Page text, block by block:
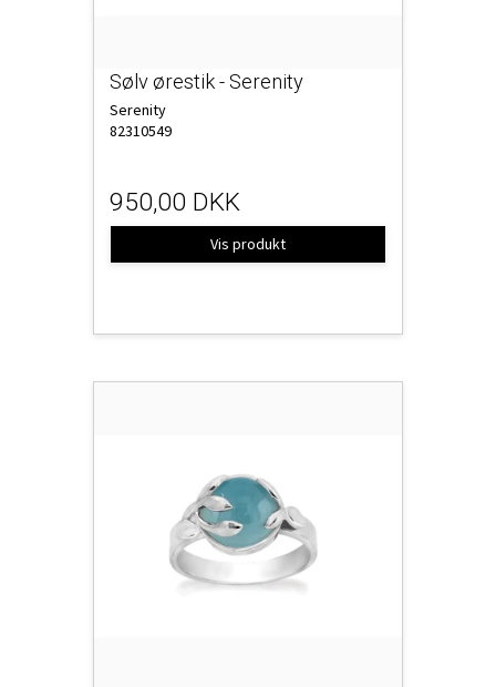
Sølv ørestik - Serenity
Serenity
82310549
950,00 DKK
Vis produkt